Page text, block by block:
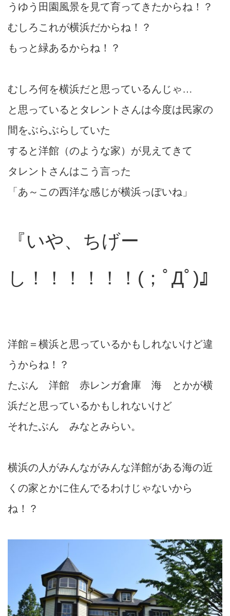
うゆう田園風景を見て育ってきたからね！？
むしろこれが横浜だからね！？
もっと緑あるからね！？
むしろ何を横浜だと思っているんじゃ…
と思っているとタレントさんは今度は民家の
間をぶらぶらしていた
すると洋館（のような家）が見えてきて
タレントさんはこう言った
「あ～この西洋な感じが横浜っぽいね」
『いや、ちげー
し！！！！！！(；ﾟДﾟ)』
洋館＝横浜と思っているかもしれないけど違
うからね！？
たぶん 洋館 赤レンガ倉庫 海 とかが横
浜だと思っているかもしれないけど
それたぶん みなとみらい。
横浜の人がみんながみんな洋館がある海の近
くの家とかに住んでるわけじゃないから
ね！？